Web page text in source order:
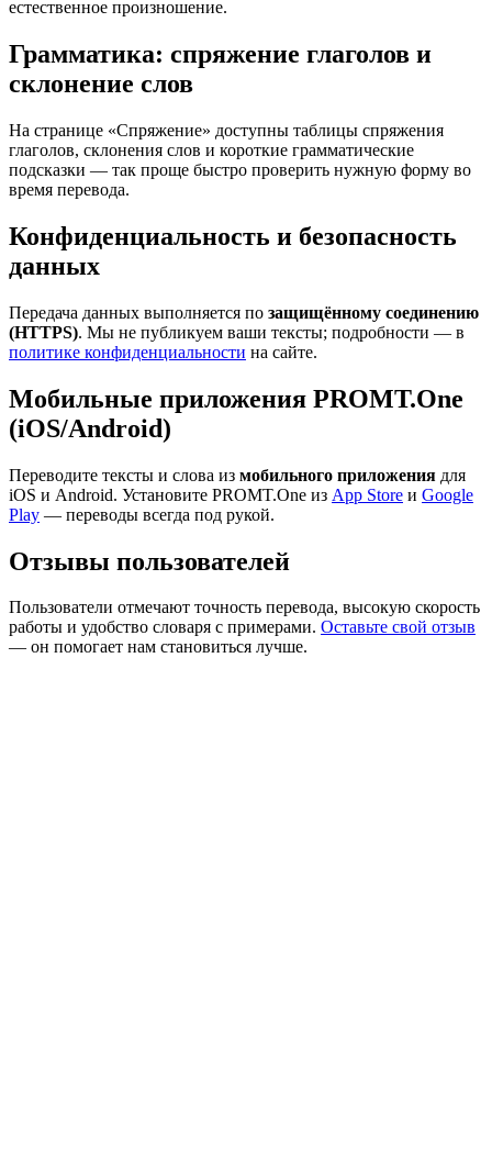
естественное произношение.
Грамматика: спряжение глаголов и
склонение слов
На странице «Спряжение» доступны таблицы спряжения
глаголов, склонения слов и короткие грамматические
подсказки — так проще быстро проверить нужную форму во
время перевода.
Конфиденциальность и безопасность
данных
Передача данных выполняется по защищённому соединению
(HTTPS). Мы не публикуем ваши тексты; подробности — в
политике конфиденциальности на сайте.
Мобильные приложения PROMT.One
(iOS/Android)
Переводите тексты и слова из мобильного приложения для
iOS и Android. Установите PROMT.One из App Store и Google
Play — переводы всегда под рукой.
Отзывы пользователей
Пользователи отмечают точность перевода, высокую скорость
работы и удобство словаря с примерами. Оставьте свой отзыв
— он помогает нам становиться лучше.